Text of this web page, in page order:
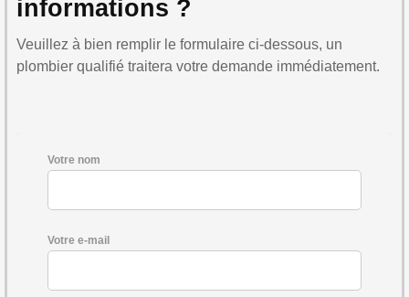
informations ?
Veuillez à bien remplir le formulaire ci-dessous, un
plombier qualifié traitera votre demande immédiatement.
Votre nom
Votre e-mail